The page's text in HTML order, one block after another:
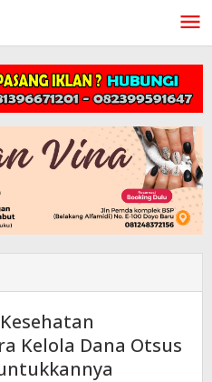
Kelola Dana Otsus